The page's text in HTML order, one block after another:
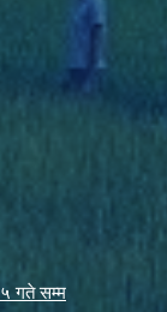
गते सम्म